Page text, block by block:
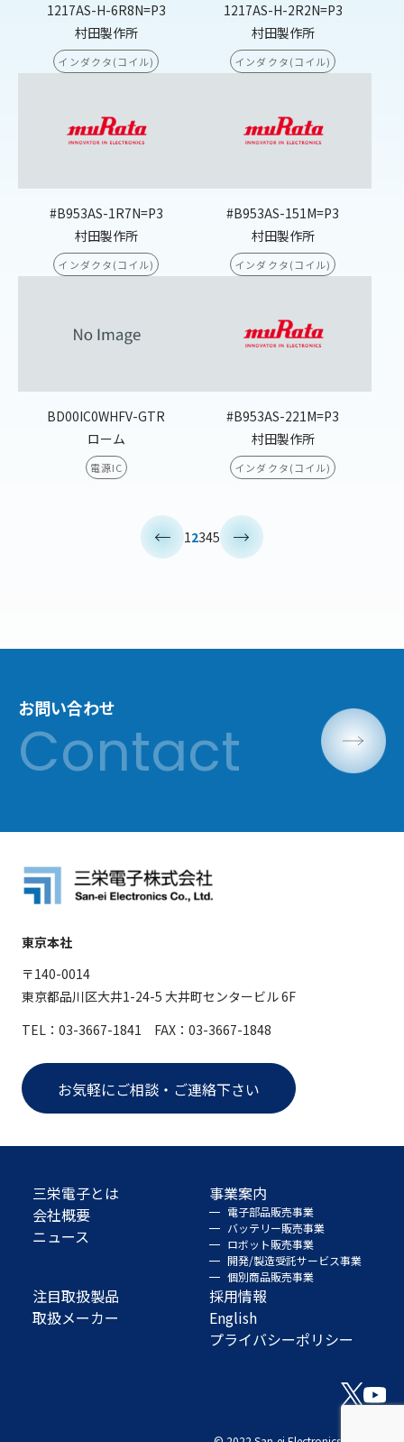
1217AS-H-6R8N=P3
村田製作所
インダクタ(コイル)
1217AS-H-2R2N=P3
村田製作所
インダクタ(コイル)
#B953AS-1R7N=P3
村田製作所
インダクタ(コイル)
#B953AS-151M=P3
村田製作所
インダクタ(コイル)
BD00IC0WHFV-GTR
ローム
電源IC
#B953AS-221M=P3
村田製作所
インダクタ(コイル)
12345
お問い合わせ
東京本社
〒140-0014
東京都品川区大井1-24-5 大井町センタービル 6F
TEL：03-3667-1841 FAX：03-3667-1848
お気軽にご相談・ご連絡下さい
三栄電子とは
会社概要
ニュース
事業案内
電子部品販売事業
バッテリー販売事業
ロボット販売事業
開発/製造受託サービス事業
個別商品販売事業
注目取扱製品
取扱メーカー
採用情報
English
プライバシーポリシー